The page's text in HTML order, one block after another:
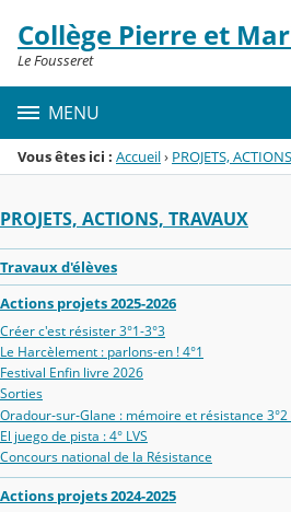
Menu de la rubrique
Contenu
Collège Pierre et
Le Fousseret
MENU
Vous êtes ici : Accueil› PROJETS,
PROJETS, ACTIONS, TRAVAUX
Travaux d'élèves
Actions projets 2025-2026
Créer c'est résister 3°1-3°3
Le Harcèlement : parlons-en ! 4°1
Festival Enfin livre 2026
Sorties
Oradour‑sur‑Glane : mémoire et résistance 3°2
El juego de pista : 4° LVS
Concours national de la Résistance
Actions projets 2024-2025